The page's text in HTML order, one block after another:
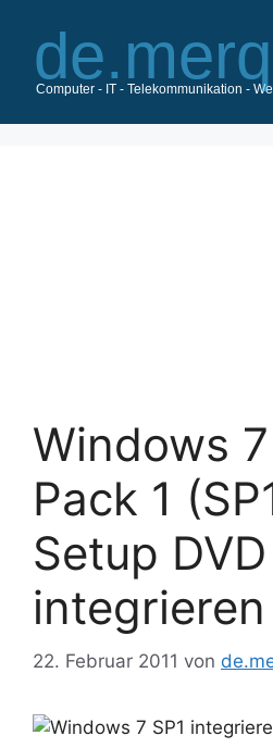
Inhalt
springen
Windows
Pack 1
Setup DVD
integrieren
22. Februar 2011 von